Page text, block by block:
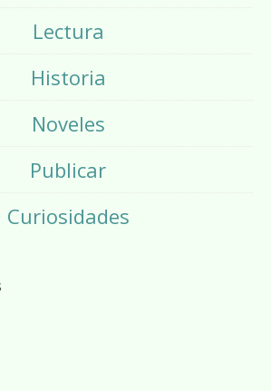
Lectura
Historia
Noveles
Publicar
Curiosidades